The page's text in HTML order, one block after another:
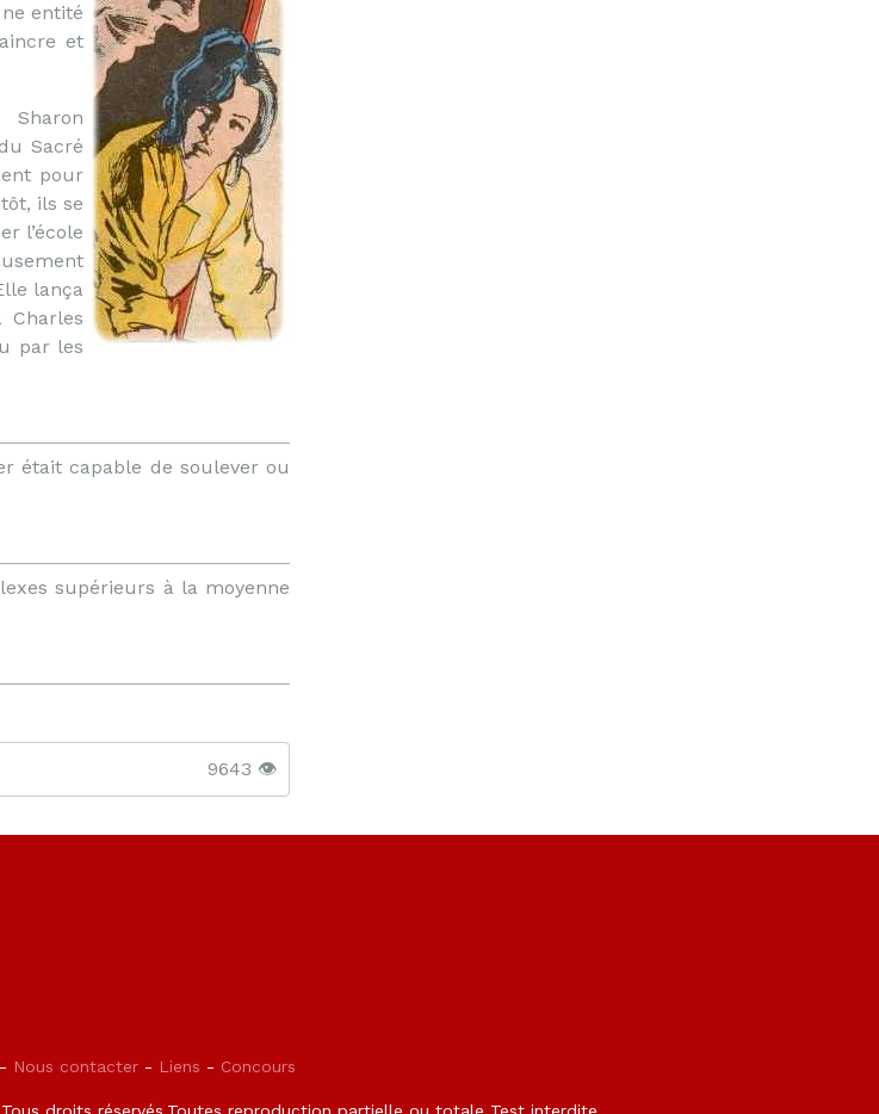
entité
et
Sacré
pour
ils se
l’école
lança
par les
était capable de soulever ou
supérieurs à la moyenne
9643 👁️
- Nous contacter - Liens - Concours